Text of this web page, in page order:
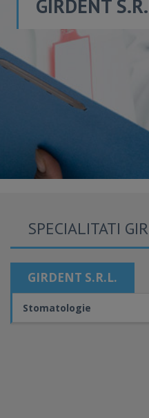
GIRDENT
SPECIALITATI
GIRDENT S.R.L.
Stomatologie